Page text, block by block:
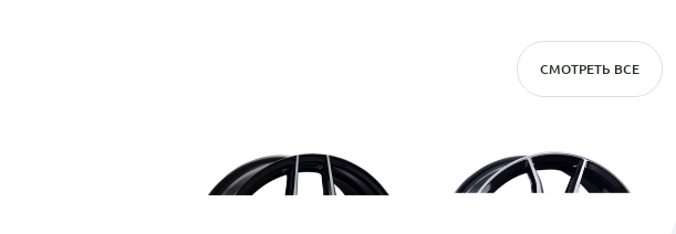
СМОТРЕТЬ ВСЕ